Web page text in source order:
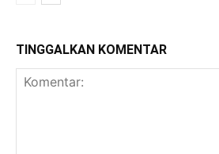
TINGGALKAN KOMENTAR